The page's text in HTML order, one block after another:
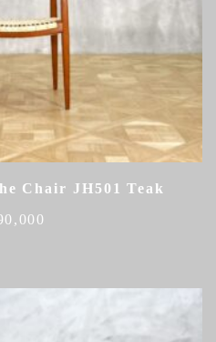
Chair JH501 Teak